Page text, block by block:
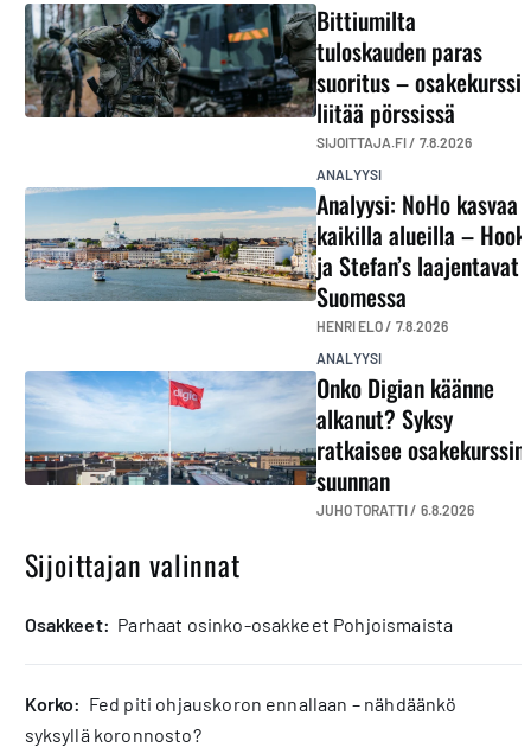
Bittiumilta
tuloskauden paras
suoritus – osakekurssi
liitää pörssissä
SIJOITTAJA.FI / 7.8.2026
ANALYYSI
Analyysi: NoHo kasvaa
kaikilla alueilla – Hook
ja Stefan’s laajentavat
Suomessa
HENRI ELO / 7.8.2026
ANALYYSI
Onko Digian käänne
alkanut? Syksy
ratkaisee osakekurssin
suunnan
JUHO TORATTI / 6.8.2026
Sijoittajan valinnat
osakkeet: Parhaat osinko-osakkeet Pohjoismaista
korko: Fed piti ohjauskoron ennallaan – nähdäänkö
syksyllä koronnosto?